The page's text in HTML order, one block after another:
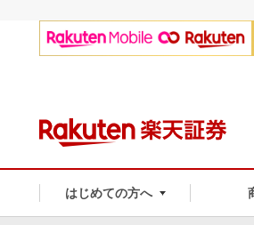
はじめての方へ